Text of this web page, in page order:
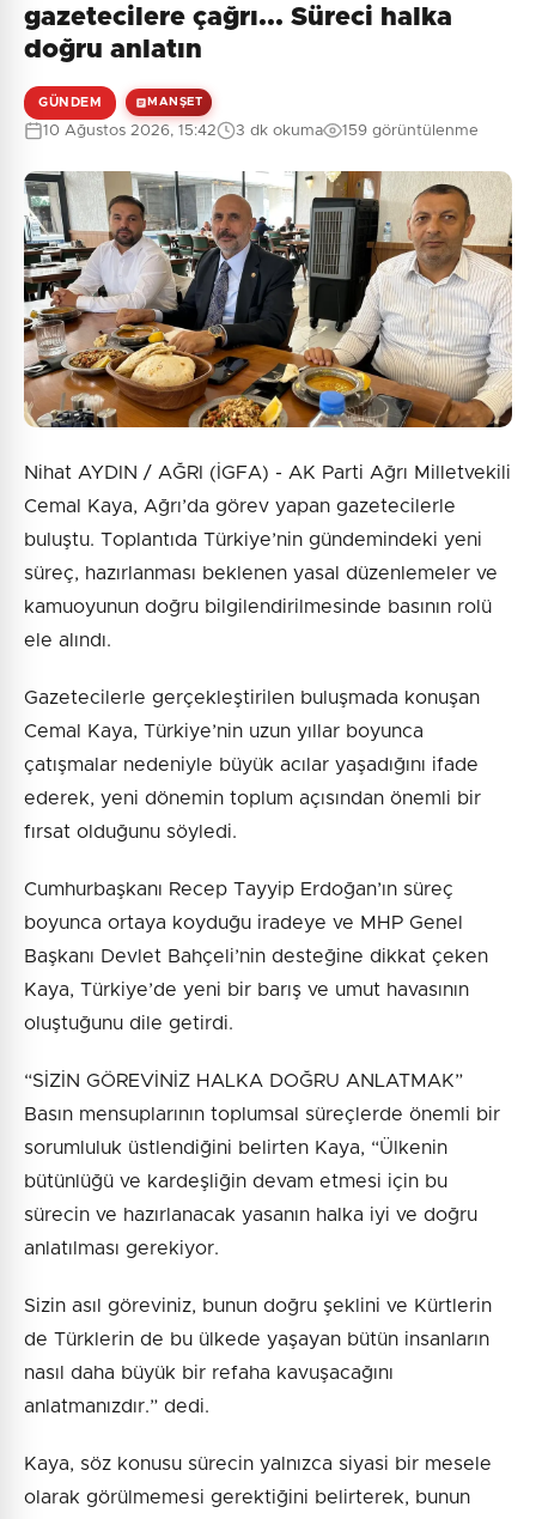
gazetecilere çağrı... Süreci halka
doğru anlatın
GÜNDEM MANŞET
10 Ağustos 2026, 15:42 3 dk okuma 159 görüntülenme
Nihat AYDIN / AĞRI (İGFA) - AK Parti Ağrı Milletvekili
Cemal Kaya, Ağrı’da görev yapan gazetecilerle
buluştu. Toplantıda Türkiye’nin gündemindeki yeni
süreç, hazırlanması beklenen yasal düzenlemeler ve
kamuoyunun doğru bilgilendirilmesinde basının rolü
ele alındı.
Gazetecilerle gerçekleştirilen buluşmada konuşan
Cemal Kaya, Türkiye’nin uzun yıllar boyunca
çatışmalar nedeniyle büyük acılar yaşadığını ifade
ederek, yeni dönemin toplum açısından önemli bir
fırsat olduğunu söyledi.
Cumhurbaşkanı Recep Tayyip Erdoğan’ın süreç
boyunca ortaya koyduğu iradeye ve MHP Genel
Başkanı Devlet Bahçeli’nin desteğine dikkat çeken
Kaya, Türkiye’de yeni bir barış ve umut havasının
oluştuğunu dile getirdi.
“SİZİN GÖREVİNİZ HALKA DOĞRU ANLATMAK”
Basın mensuplarının toplumsal süreçlerde önemli bir
sorumluluk üstlendiğini belirten Kaya, “Ülkenin
bütünlüğü ve kardeşliğin devam etmesi için bu
sürecin ve hazırlanacak yasanın halka iyi ve doğru
anlatılması gerekiyor.
Sizin asıl göreviniz, bunun doğru şeklini ve Kürtlerin
de Türklerin de bu ülkede yaşayan bütün insanların
nasıl daha büyük bir refaha kavuşacağını
anlatmanızdır.” dedi.
Kaya, söz konusu sürecin yalnızca siyasi bir mesele
olarak görülmemesi gerektiğini belirterek, bunun